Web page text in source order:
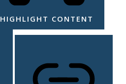
HIGHLIGHT CONTENT